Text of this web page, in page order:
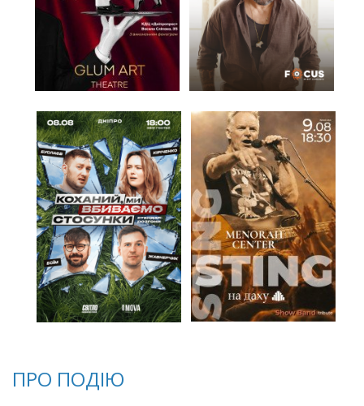
ПРО ПОДІЮ